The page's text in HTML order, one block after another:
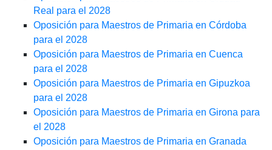
Real para el 2028
Oposición para Maestros de Primaria en Córdoba
para el 2028
Oposición para Maestros de Primaria en Cuenca
para el 2028
Oposición para Maestros de Primaria en Gipuzkoa
para el 2028
Oposición para Maestros de Primaria en Girona para
el 2028
Oposición para Maestros de Primaria en Granada